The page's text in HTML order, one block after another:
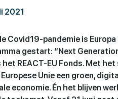
2021
Covid19-pandemie is
gestart: “Next
het REACT-EU Fonds. Met
Unie een groen,
economie. Én het blijven